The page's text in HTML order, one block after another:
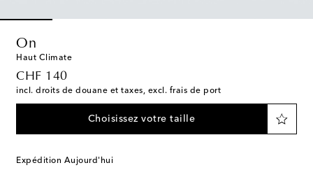
On
Haut Climate
CHF 140
original price
incl. droits de douane et taxes, excl. frais de port
Choisissez votre taille
Expédition Aujourd'hui